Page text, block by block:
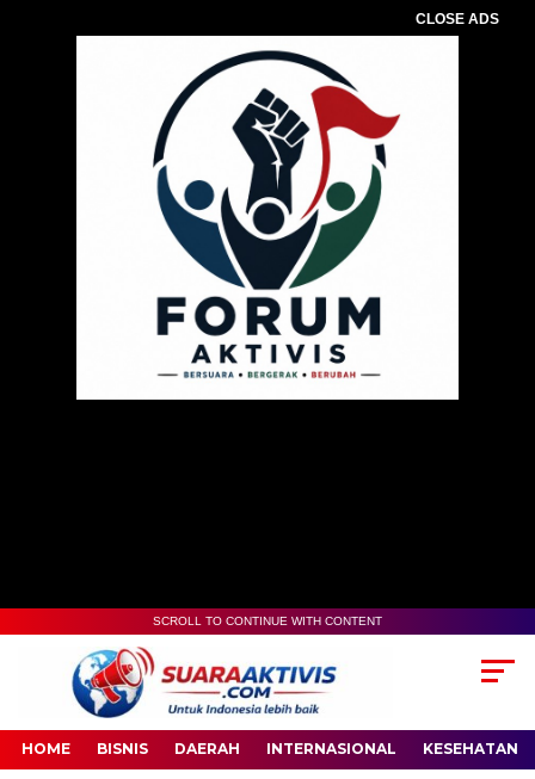
CLOSE ADS
00:00
SCROLL TO CONTINUE WITH CONTENT
HOME BISNIS DAERAH INTERNASIONAL KESEHATAN